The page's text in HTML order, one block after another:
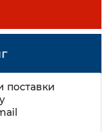
поставки